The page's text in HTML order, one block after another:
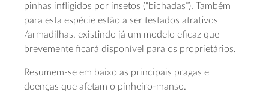
pinhas infligidos por insetos (“bichadas”). Também
para esta espécie estão a ser testados atrativos
/armadilhas, existindo já um modelo eficaz que
brevemente ficará disponível para os proprietários.
Resumem-se em baixo as principais pragas e
doenças que afetam o pinheiro-manso.